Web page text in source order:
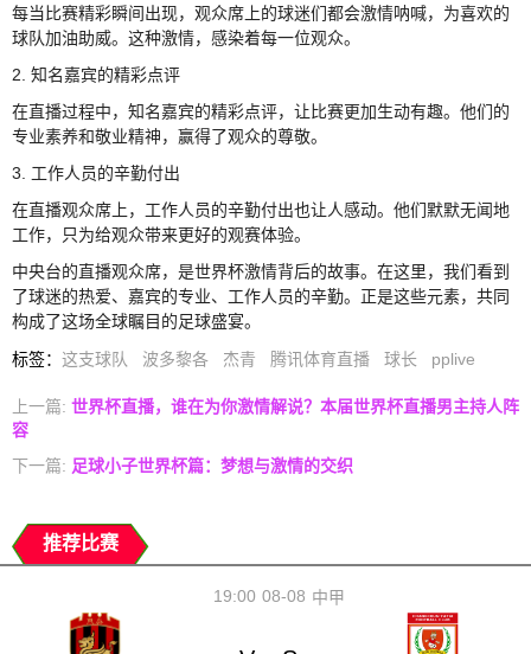
每当比赛精彩瞬间出现，观众席上的球迷们都会激情呐喊，为喜欢的
球队加油助威。这种激情，感染着每一位观众。
2. 知名嘉宾的精彩点评
在直播过程中，知名嘉宾的精彩点评，让比赛更加生动有趣。他们的
专业素养和敬业精神，赢得了观众的尊敬。
3. 工作人员的辛勤付出
在直播观众席上，工作人员的辛勤付出也让人感动。他们默默无闻地
工作，只为给观众带来更好的观赛体验。
中央台的直播观众席，是世界杯激情背后的故事。在这里，我们看到
了球迷的热爱、嘉宾的专业、工作人员的辛勤。正是这些元素，共同
构成了这场全球瞩目的足球盛宴。
标签： 这支球队 波多黎各 杰青 腾讯体育直播 球长 pplive
上一篇: 世界杯直播，谁在为你激情解说？本届世界杯直播男主持人阵
容
下一篇: 足球小子世界杯篇：梦想与激情的交织
推荐比赛
08-08
19:00 中甲